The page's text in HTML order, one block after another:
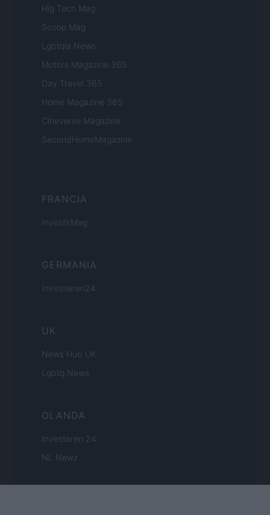
Hig Tech Mag
Scoop Mag
Lgbtqia News
Motors Magazine 365
Day Travel 365
Home Magazine 365
Cineverse Magazine
SecondHomeMagazine
FRANCIA
InvestirMag
GERMANIA
Investieren24
UK
News Hub UK
Lgbtq News
OLANDA
Investeren 24
NL Newz